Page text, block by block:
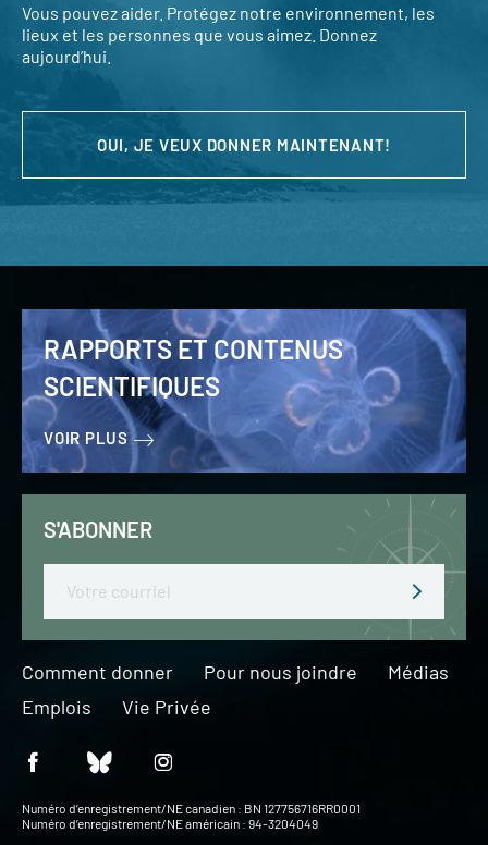
Vous pouvez aider. Protégez notre environnement, les
lieux et les personnes que vous aimez. Donnez
aujourd’hui.
OUI, JE VEUX DONNER MAINTENANT!
RAPPORTS ET CONTENUS
SCIENTIFIQUES
VOIR PLUS
S'ABONNER
Comment donner Pour nous joindre
Médias
Emplois
Vie Privée
Numéro d’enregistrement/NE canadien : BN 127756716RR0001
Numéro d’enregistrement/NE américain : 94-3204049